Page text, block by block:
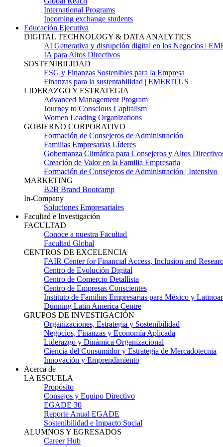
International Programs
Incoming exchange students
Educación Ejecutiva
DIGITAL TECHNOLOGY & DATA ANALYTICS
AI Generativa y disrupción digital en los Negocios |
IA para Altos Directivos
SOSTENIBILIDAD
ESG y Finanzas Sostenibles para la Empresa
Finanzas para la sustentabilidad | EMERITUS
LIDERAZGO Y ESTRATEGIA
Advanced Management Program
Journey to Conscious Capitalism
Women Leading Organizations
GOBIERNO CORPORATIVO
Formación de Consejeros de Administración
Familias Empresarias Líderes
Gobernanza Climática para Consejeros y Altos
Creación de Valor en la Familia Empresaria
Formación de Consejeros de Administración | Intensivo
MARKETING
B2B Brand Bootcamp
In-Company
Soluciones Empresariales
Facultad e Investigación
FACULTAD
Conoce a nuestra Facultad
Facultad Global
CENTROS DE EXCELENCIA
FAIR Center for Financial Access, Inclusion and
Centro de Evolución Digital
Centro de Comercio Detallista
Centro de Empresas Conscientes
Instituto de Familias Empresarias para México y
Dunning Latin America Centre
GRUPOS DE INVESTIGACIÓN
Organizaciones, Estrategia y Sostenibilidad
Negocios, Finanzas y Economía Aplicada
Liderazgo y Dinámica Organizacional
Ciencia del Consumidor y Estrategia de Mercadotecnia
Innovación y Emprendimiento
Acerca de
LA ESCUELA
Propósito
Consejos y Equipo Directivo
EGADE 30
Reporte Anual EGADE
Sostenibilidad e Impacto Social
ALUMNOS Y EGRESADOS
Career Hub